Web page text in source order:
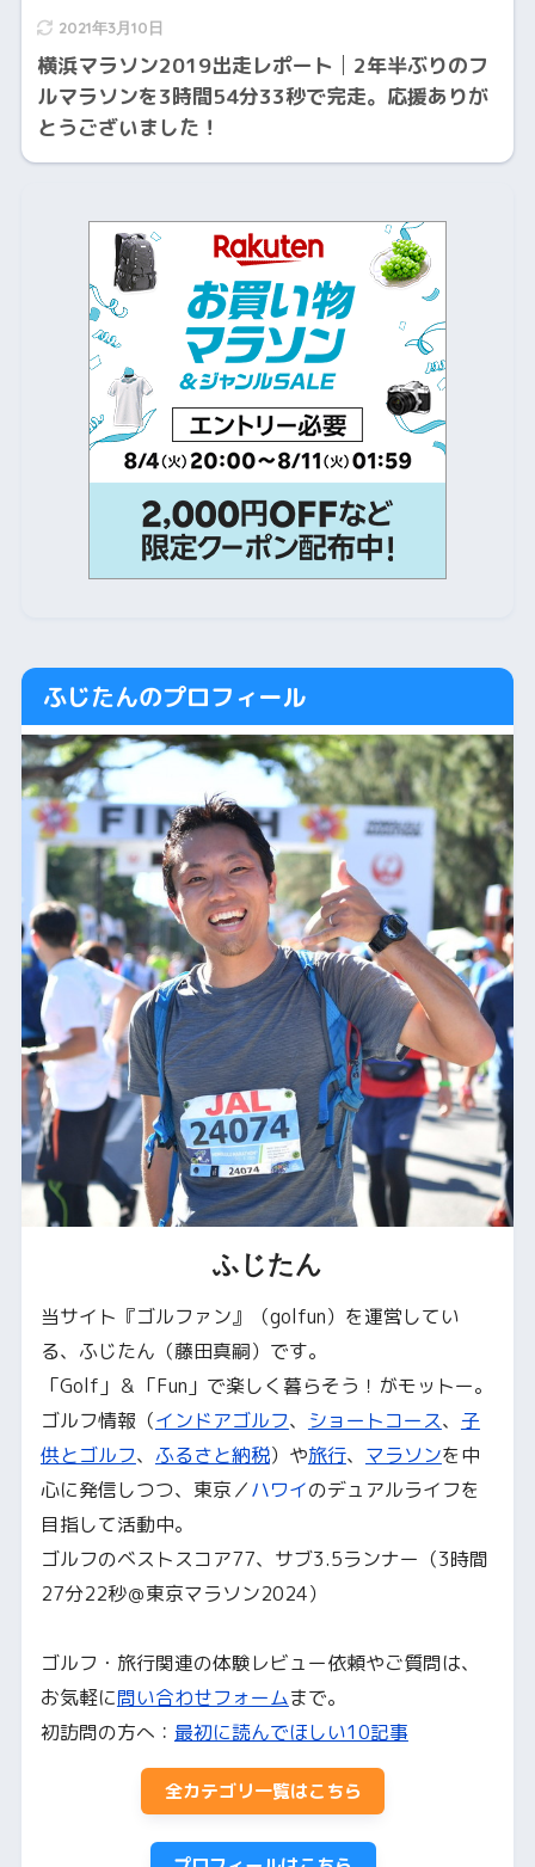
2021年3月10日
横浜マラソン2019出走レポート│2年半ぶりのフ
ルマラソンを3時間54分33秒で完走。応援ありが
とうございました！
ふじたんのプロフィール
ふじたん
当サイト『ゴルファン』（golfun）を運営してい
る、ふじたん（藤田真嗣）です。
「Golf」＆「Fun」で楽しく暮らそう！がモットー。
ゴルフ情報（インドアゴルフ、 ショートコース、 子
供とゴルフ、 ふるさと納税）や旅行、 マラソンを中
心に発信しつつ、東京／ハワイのデュアルライフを
目指して活動中。
ゴルフのベストスコア77、サブ3.5ランナー（3時間
27分22秒＠東京マラソン2024）
ゴルフ・旅行関連の体験レビュー依頼やご質問は、
お気軽に問い合わせフォームまで。
初訪問の方へ： 最初に読んでほしい10記事
全カテゴリ一覧はこちら